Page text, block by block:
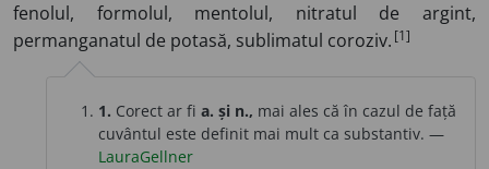
fenolul, formolul, mentolul, nitratul de argint,
permanganatul de potasă, sublimatul coroziv. [1]
1. Corect ar fi a. și n., mai ales că în cazul de față
cuvântul este definit mai mult ca substantiv. —
LauraGellner